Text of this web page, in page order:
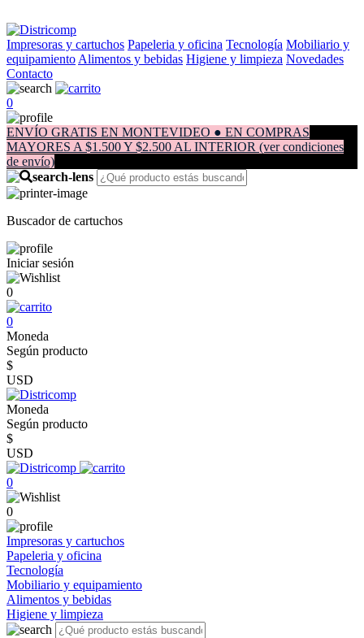
Impresoras y cartuchos Papeleria y oficina Tecnología Mobiliario y
equipamiento Alimentos y bebidas Higiene y limpieza Novedades
Contacto
0
ENVÍO GRATIS EN MONTEVIDEO ● EN COMPRAS
MAYORES A $1.500 Y $2.500 AL INTERIOR (ver condiciones
de envío)
Buscador de cartuchos
Iniciar sesión
0
0
Moneda
Según producto
$
USD
Moneda
Según producto
$
USD
0
0
Impresoras y cartuchos
Papeleria y oficina
Tecnología
Mobiliario y equipamiento
Alimentos y bebidas
Higiene y limpieza